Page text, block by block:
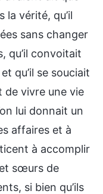
la vérité, qu’il
sans changer
qu’il convoitait
qu’il se souciait
de vivre une vie
lui donnait un
affaires et à
à accomplir
sœurs de
si bien qu’ils